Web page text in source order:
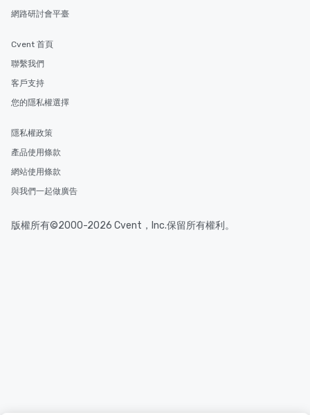
網路研討會平臺
Cvent 首頁
聯繫我們
客戶支持
您的隱私權選擇
隱私權政策
產品使用條款
網站使用條款
與我們一起做廣告
版權所有©2000-2026 Cvent，Inc.保留所有權利。